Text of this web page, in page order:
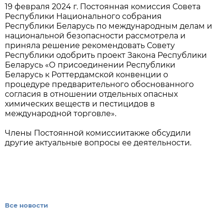
19 февраля 2024 г. Постоянная комиссия Совета
Республики Национального собрания
Республики Беларусь по международным делам и
национальной безопасности рассмотрела и
приняла решение рекомендовать Совету
Республики одобрить проект Закона Республики
Беларусь «О присоединении Республики
Беларусь к Роттердамской конвенции о
процедуре предварительного обоснованного
согласия в отношении отдельных опасных
химических веществ и пестицидов в
международной торговле».
Члены Постоянной комиссиитакже обсудили
другие актуальные вопросы ее деятельности.
Все новости